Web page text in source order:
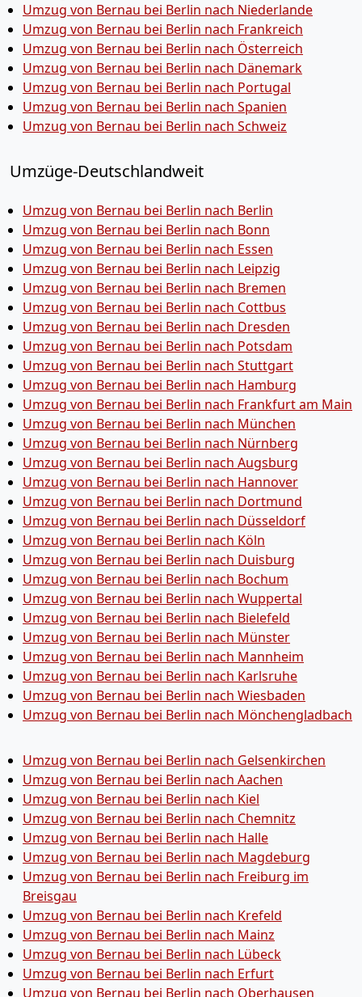
Umzug von Bernau bei Berlin nach Niederlande
Umzug von Bernau bei Berlin nach Frankreich
Umzug von Bernau bei Berlin nach Österreich
Umzug von Bernau bei Berlin nach Dänemark
Umzug von Bernau bei Berlin nach Portugal
Umzug von Bernau bei Berlin nach Spanien
Umzug von Bernau bei Berlin nach Schweiz
Umzüge-Deutschlandweit
Umzug von Bernau bei Berlin nach Berlin
Umzug von Bernau bei Berlin nach Bonn
Umzug von Bernau bei Berlin nach Essen
Umzug von Bernau bei Berlin nach Leipzig
Umzug von Bernau bei Berlin nach Bremen
Umzug von Bernau bei Berlin nach Cottbus
Umzug von Bernau bei Berlin nach Dresden
Umzug von Bernau bei Berlin nach Potsdam
Umzug von Bernau bei Berlin nach Stuttgart
Umzug von Bernau bei Berlin nach Hamburg
Umzug von Bernau bei Berlin nach Frankfurt am Main
Umzug von Bernau bei Berlin nach München
Umzug von Bernau bei Berlin nach Nürnberg
Umzug von Bernau bei Berlin nach Augsburg
Umzug von Bernau bei Berlin nach Hannover
Umzug von Bernau bei Berlin nach Dortmund
Umzug von Bernau bei Berlin nach Düsseldorf
Umzug von Bernau bei Berlin nach Köln
Umzug von Bernau bei Berlin nach Duisburg
Umzug von Bernau bei Berlin nach Bochum
Umzug von Bernau bei Berlin nach Wuppertal
Umzug von Bernau bei Berlin nach Bielefeld
Umzug von Bernau bei Berlin nach Münster
Umzug von Bernau bei Berlin nach Mannheim
Umzug von Bernau bei Berlin nach Karlsruhe
Umzug von Bernau bei Berlin nach Wiesbaden
Umzug von Bernau bei Berlin nach Mönchen­gladbach
Umzug von Bernau bei Berlin nach Gelsenkirchen
Umzug von Bernau bei Berlin nach Aachen
Umzug von Bernau bei Berlin nach Kiel
Umzug von Bernau bei Berlin nach Chemnitz
Umzug von Bernau bei Berlin nach Halle
Umzug von Bernau bei Berlin nach Magdeburg
Umzug von Bernau bei Berlin nach Freiburg im
Breisgau
Umzug von Bernau bei Berlin nach Krefeld
Umzug von Bernau bei Berlin nach Mainz
Umzug von Bernau bei Berlin nach Lübeck
Umzug von Bernau bei Berlin nach Erfurt
Umzug von Bernau bei Berlin nach Oberhausen